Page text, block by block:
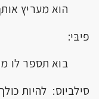
הוא מעריץ
פיבּי:
בוא תספר לו
סילביוס: להיות